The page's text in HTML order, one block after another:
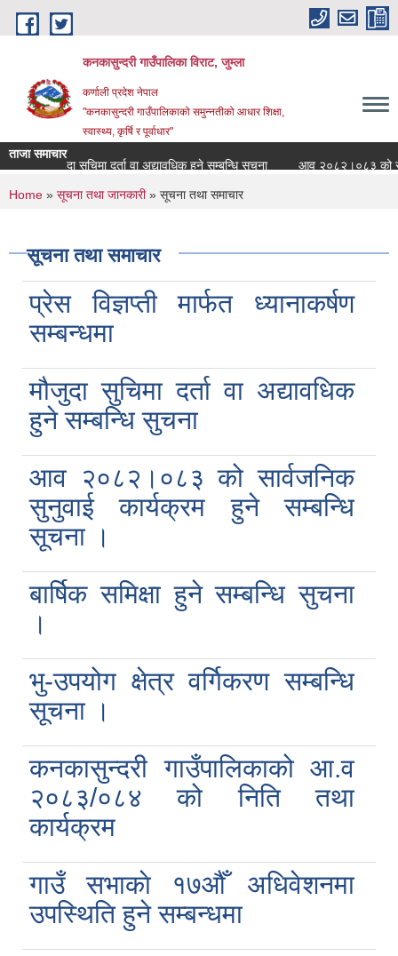
Skip to main content
कनकासुन्दरी गाउँपालिका विराट, जुम्ला
कर्णाली प्रदेश नेपाल
"कनकासुन्दरी गाउँपालिकाको समुन्नतीको आधार शिक्षा,
स्वास्थ्य, कृर्षि र पूर्वाधार"
ताजा समाचार
मौजुदा सुचिमा दर्ता वा अद्यावधिक हुने सम्बन्धि सुचना
आव २०८२।०८३ को
You are here
Home » सूचना तथा जानकारी» सूचना तथा समाचार
सूचना तथा समाचार
प्रेस विज्ञप्ती मार्फत ध्यानाकर्षण
सम्बन्धमा
मौजुदा सुचिमा दर्ता वा अद्यावधिक
हुने सम्बन्धि सुचना
आव २०८२।०८३ को सार्वजनिक
सुनुवाई कार्यक्रम हुने सम्बन्धि
सूचना ।
बार्षिक समिक्षा हुने सम्बन्धि सुचना
।
भु-उपयोग क्षेत्र वर्गिकरण सम्बन्धि
सूचना ।
कनकासुन्दरी गाउँपालिकाको आ.व
२०८३/०८४ को निति तथा
कार्यक्रम
गाउँ सभाकाे १७औँ अधिवेशनमा
उपस्थिति हुने सम्बन्धमा